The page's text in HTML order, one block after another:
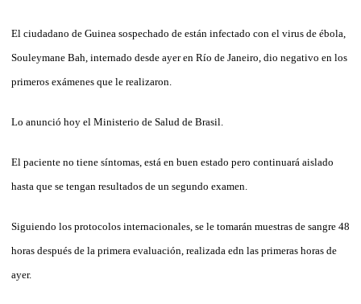
El ciudadano de Guinea sospechado de están infectado con el virus de ébola,
Souleymane Bah, internado desde ayer en Río de Janeiro, dio negativo en los
primeros exámenes que le realizaron.
Lo anunció hoy el Ministerio de Salud de Brasil.
El paciente no tiene síntomas, está en buen estado pero continuará aislado
hasta que se tengan resultados de un segundo examen.
Siguiendo los protocolos internacionales, se le tomarán muestras de sangre 48
horas después de la primera evaluación, realizada edn las primeras horas de
ayer.